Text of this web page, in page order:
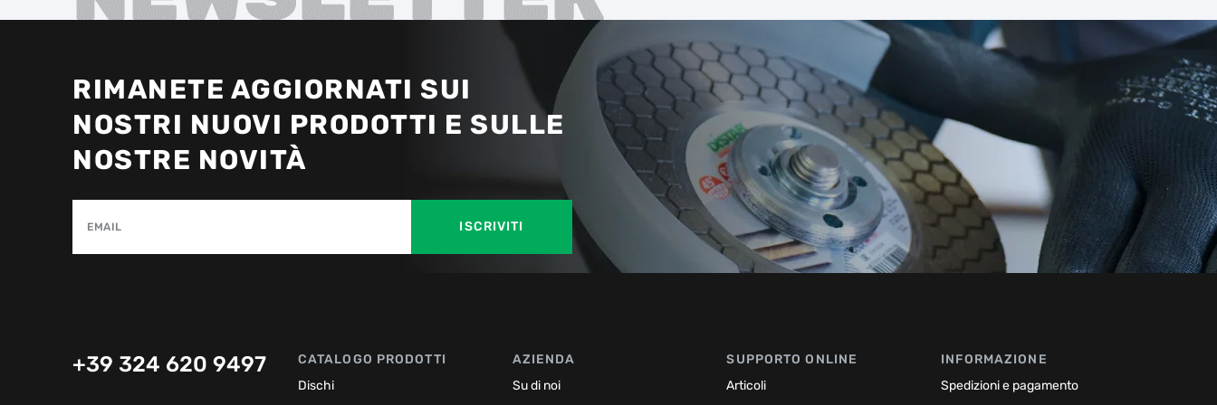
RIMANETE AGGIORNATI SUI
NOSTRI NUOVI PRODOTTI E SULLE
NOSTRE NOVITÀ
EMAIL ISCRIVITI
+39 324 620 9497
CATALOGO PRODOTTI
Dischi
AZIENDA
Su di noi
SUPPORTO ONLINE
Articoli
INFORMAZIONE
Spedizioni e pagamento